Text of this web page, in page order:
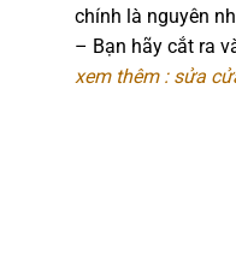
chính là nguyên
– Bạn hãy cắt ra
xem thêm : sửa